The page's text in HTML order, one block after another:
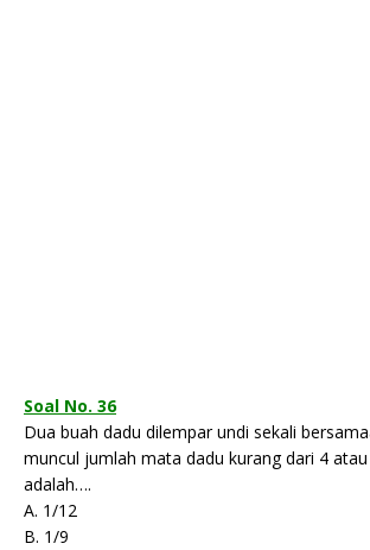
Soal No. 36
Dua buah dadu dilempar undi sekali
muncul jumlah mata dadu kurang dari 4
adalah….
A. 1/12
B. 1/9